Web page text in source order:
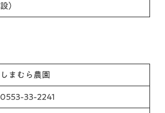
設）
しまむら農園
0553-33-2241